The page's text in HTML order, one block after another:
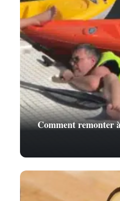
Comment remonter